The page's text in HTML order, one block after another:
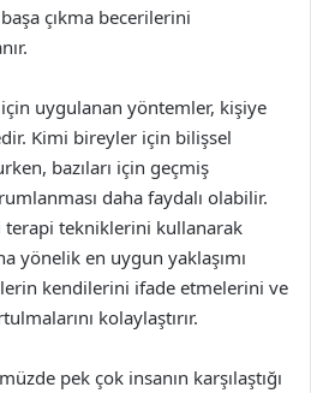
çıkma becerilerini
için uygulanan yöntemler, kişiye
Kimi bireyler için bilişsel
bazıları için geçmiş
daha faydalı olabilir.
terapi tekniklerini kullanarak
yönelik en uygun yaklaşımı
kendilerini ifade etmelerini ve
kolaylaştırır.
pek çok insanın karşılaştığı